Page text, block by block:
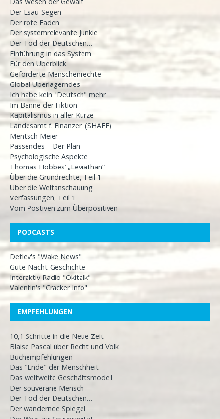
Der Esau-Segen
Der rote Faden
Der systemrelevante Junkie
Der Tod der Deutschen…
Einführung in das System
Für den Überblick
Geforderte Menschenrechte
Global Überlagerndes
Ich habe kein "Deutsch" mehr
Im Banne der Fiktion
Kapitalismus in aller Kürze
Landesamt f. Finanzen (SHAEF)
Mentsch Meier
Passendes – Der Plan
Psychologische Aspekte
Thomas Hobbes’ „Leviathan“
Über die Grundrechte, Teil 1
Über die Weltanschauung
Verfassungen, Teil 1
Vom Postiven zum Überpositiven
PODCASTS
Detlev's "Wake News"
Gute-Nacht-Geschichte
Interaktiv Radio "Okitalk"
Valentin's "Cracker Info"
EMPFEHLUNGEN
10,1 Schritte in die Neue Zeit
Blaise Pascal über Recht und Volk
Buchempfehlungen
Das "Ende" der Menschheit
Das weltweite Geschäftsmodell
Der souveräne Mensch
Der Tod der Deutschen…
Der wandernde Spiegel